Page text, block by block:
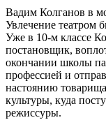
Вадим Колганов в
Увлечение театром
Уже в 10-м классе
постановщик,
окончании школы
профессией и
настоянию
культуры, куда
режиссуры.